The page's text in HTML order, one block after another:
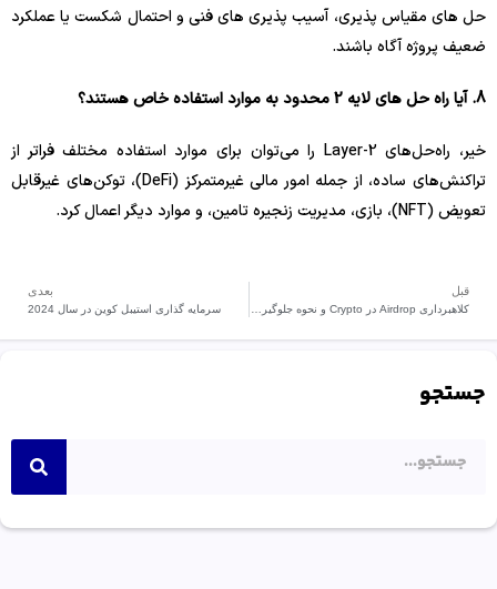
حل های مقیاس پذیری، آسیب پذیری های فنی و احتمال شکست یا عملکرد
ضعیف پروژه آگاه باشند.
8. آیا راه حل های لایه 2 محدود به موارد استفاده خاص هستند؟
خیر، راه‌حل‌های Layer-2 را می‌توان برای موارد استفاده مختلف فراتر از
تراکنش‌های ساده، از جمله امور مالی غیرمتمرکز (DeFi)، توکن‌های غیرقابل
تعویض (NFT)، بازی، مدیریت زنجیره تامین، و موارد دیگر اعمال کرد.
قبل بعدی
سرمایه گذاری استیبل کوین در سال 2024
جستجو